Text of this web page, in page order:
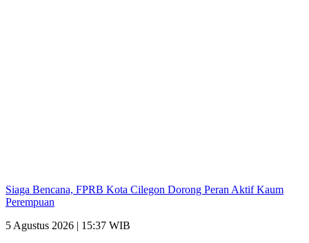
Siaga Bencana, FPRB Kota Cilegon Dorong Peran Aktif Kaum
Perempuan
5 Agustus 2026 | 15:37 WIB